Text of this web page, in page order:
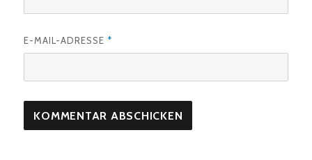
E-MAIL-ADRESSE *